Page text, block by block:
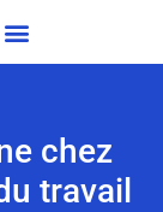
chez
travail